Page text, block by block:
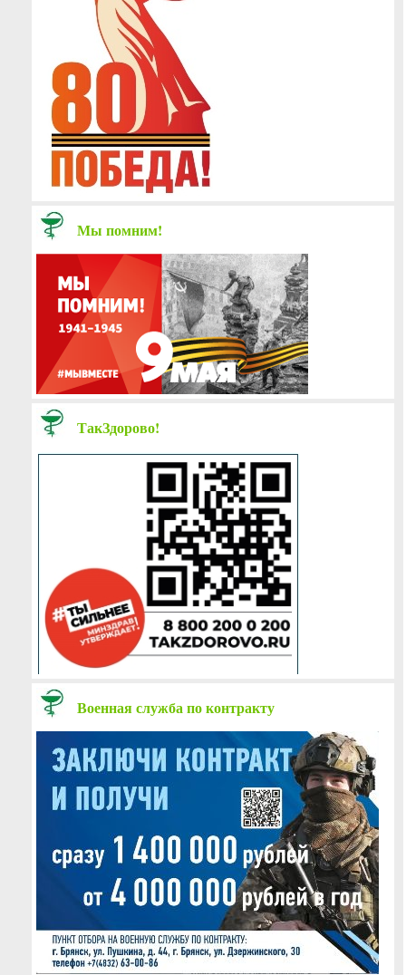
Мы помним!
ТакЗдорово!
Военная служба по контракту